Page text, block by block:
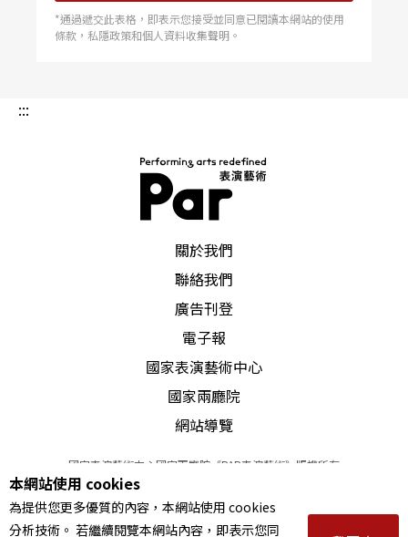
*通過遞交此表格，即表示您接受並同意已閱讀本網站的使用
條款，私隱政策和個人資料收集聲明。
:::
關於我們
聯絡我們
廣告刊登
電子報
國家表演藝術中心
國家兩廳院
網站導覽
國家表演藝術中心國家兩廳院《PAR表演藝術》版權所有
© 2022Performing arts redefined. All Rights Reserved
統一編號 Tax Id number 00973926
本站所提供相關演出資訊，如有異動應以主辦單位公告為準。
本網站使用 cookies
為提供您更多優質的內容，本網站使用 cookies
分析技術。 若繼續閱覽本網站內容，即表示您同